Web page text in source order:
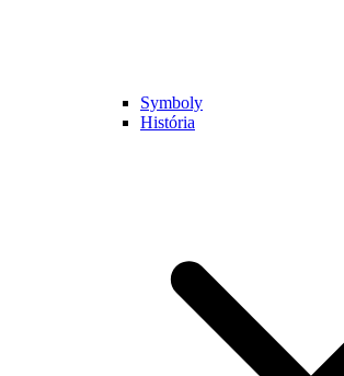
Symboly
História